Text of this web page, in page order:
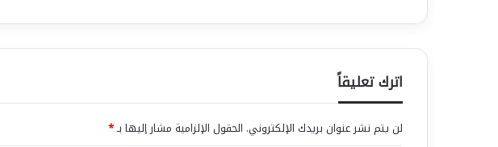
اترك تعليقاً
لن يتم نشر عنوان بريدك الإلكتروني. الحقول الإلزامية مشار إليها بـ*